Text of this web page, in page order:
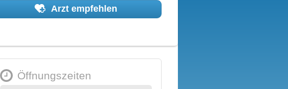
Arzt empfehlen
Öffnungszeiten